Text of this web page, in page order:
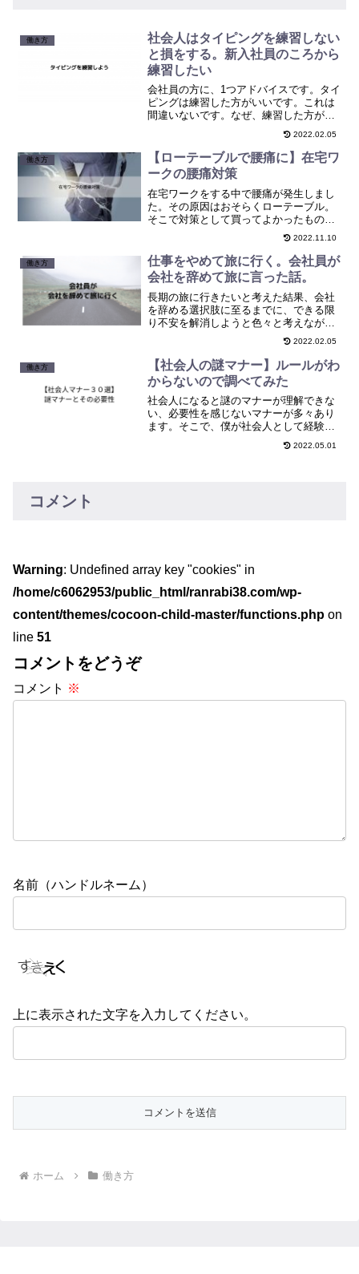
働き方
社会人はタイピングを練習しない
と損をする。新入社員のころから
練習したい
会社員の方に、1つアドバイスです。タイ
ピングは練習した方がいいです。これは
間違いないです。なぜ、練習した方がい
いのか、どのように練習したらいいのか
をまとめたので参考にしてください
2022.02.05
働き方
【ローテーブルで腰痛に】在宅ワ
ークの腰痛対策
在宅ワークをする中で腰痛が発生しまし
た。その原因はおそらくローテーブル。
そこで対策として買ってよかったもの、
失敗したものをそれぞれまとめました。
2022.11.10
働き方
仕事をやめて旅に行く。会社員が
会社を辞めて旅に言った話。
長期の旅に行きたいと考えた結果、会社
を辞める選択肢に至るまでに、できる限
り不安を解消しようと色々と考えながら
やった経験をまとめ、今後長期で旅に行
きたい、でも収入はどうするか？と考え
ている方の参考になればと思います。
2022.02.05
働き方
【社会人の謎マナー】ルールがわ
からないので調べてみた
社会人になると謎のマナーが理解できな
い、必要性を感じないマナーが多々あり
ます。そこで、僕が社会人として経験し
たマナーを紹介します。それぞれどんな
ものなのかわかるようにまとめていま
2022.05.01
コメント
Warning: Undefined array key "cookies" in
/home/c6062953/public_html/ranrabi38.com/wp-
content/themes/cocoon-child-master/functions.php on
line 51
コメントをどうぞ
コメント ※
名前（ハンドルネーム）
上に表示された文字を入力してください。
ホーム 働き方